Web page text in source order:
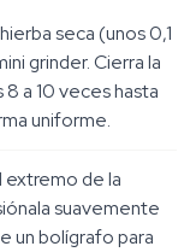
seca (unos 0,1
grinder. Cierra la
8 a 10 veces hasta
uniforme.
extremo de la
suavemente
un bolígrafo para